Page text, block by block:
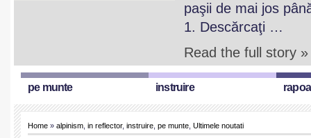
paşii de mai jos
1. Descărcaţi …
Read the full story »
pe munte instruire
Home » alpinism in reflector, instruire pe munte Ultimele noutati